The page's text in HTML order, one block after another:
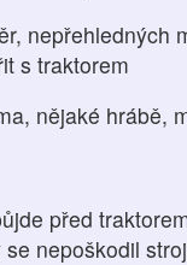
nepřehledných
s traktorem
nějaké hrábě,
před
nepoškodil stroj